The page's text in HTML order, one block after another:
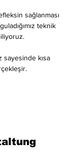
sağlanması
teknik
sayesinde kısa